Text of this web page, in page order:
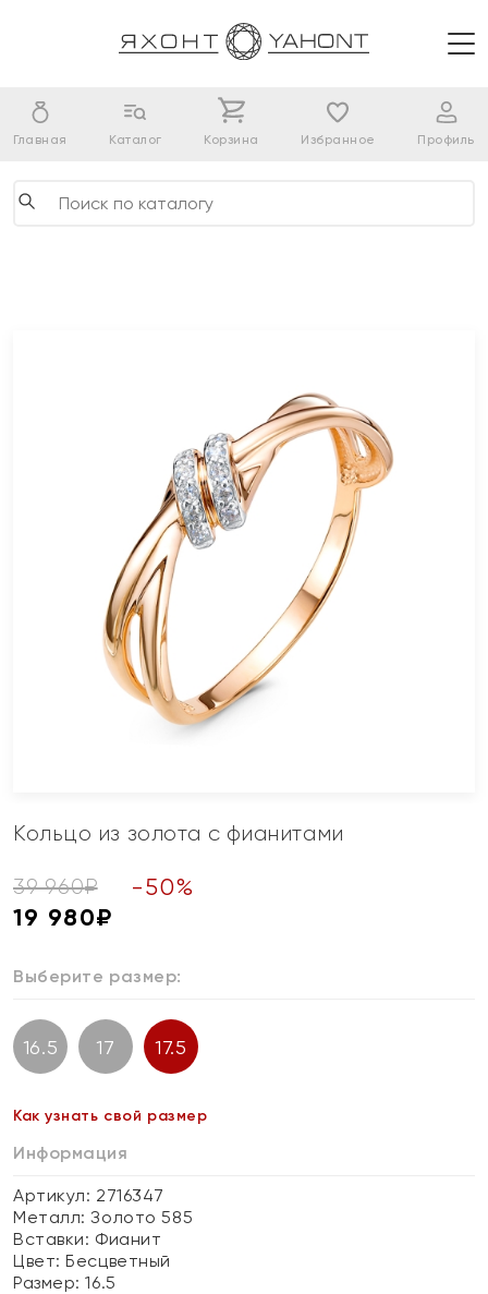
Главная Каталог Корзина Избранное Профиль
Кольцо из золота с фианитами
39 960₽ -50%
19 980₽
Выберите размер:
16.5 17 17.5
Как узнать свой размер
Информация
Артикул: 2716347
Металл:Золото 585
Вставки: Фианит
Цвет:Бесцветный
Размер:16.5